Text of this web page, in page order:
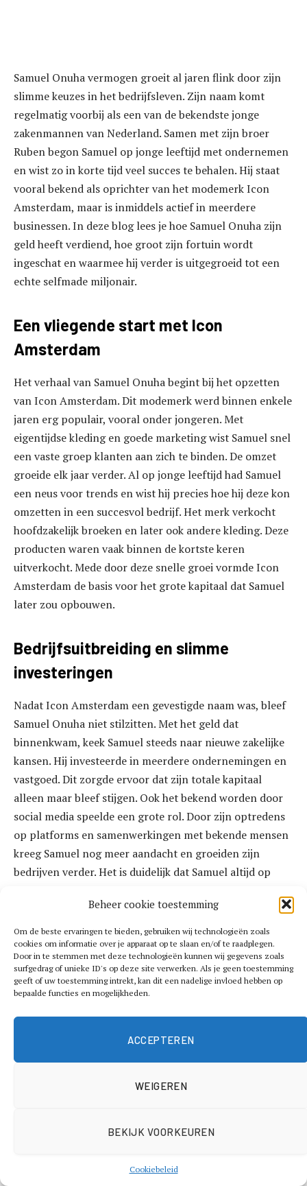
Beheer cookie toestemming
Om de beste ervaringen te bieden, gebruiken wij technologieën zoals
cookies om informatie over je apparaat op te slaan en/of te raadplegen.
Door in te stemmen met deze technologieën kunnen wij gegevens zoals
surfgedrag of unieke ID's op deze site verwerken. Als je geen toestemming
geeft of uw toestemming intrekt, kan dit een nadelige invloed hebben op
bepaalde functies en mogelijkheden.
ACCEPTEREN
WEIGEREN
BEKIJK VOORKEUREN
Cookiebeleid
Samuel Onuha vermogen groeit al jaren flink door zijn
slimme keuzes in het bedrijfsleven. Zijn naam komt
regelmatig voorbij als een van de bekendste jonge
zakenmannen van Nederland. Samen met zijn broer
Ruben begon Samuel op jonge leeftijd met ondernemen
en wist zo in korte tijd veel succes te behalen. Hij staat
vooral bekend als oprichter van het modemerk Icon
Amsterdam, maar is inmiddels actief in meerdere
businessen. In deze blog lees je hoe Samuel Onuha zijn
geld heeft verdiend, hoe groot zijn fortuin wordt
ingeschat en waarmee hij verder is uitgegroeid tot een
echte selfmade miljonair.
Een vliegende start met Icon
Amsterdam
Het verhaal van Samuel Onuha begint bij het opzetten
van Icon Amsterdam. Dit modemerk werd binnen enkele
jaren erg populair, vooral onder jongeren. Met
eigentijdse kleding en goede marketing wist Samuel snel
een vaste groep klanten aan zich te binden. De omzet
groeide elk jaar verder. Al op jonge leeftijd had Samuel
een neus voor trends en wist hij precies hoe hij deze kon
omzetten in een succesvol bedrijf. Het merk verkocht
hoofdzakelijk broeken en later ook andere kleding. Deze
producten waren vaak binnen de kortste keren
uitverkocht. Mede door deze snelle groei vormde Icon
Amsterdam de basis voor het grote kapitaal dat Samuel
later zou opbouwen.
Bedrijfsuitbreiding en slimme
investeringen
Nadat Icon Amsterdam een gevestigde naam was, bleef
Samuel Onuha niet stilzitten. Met het geld dat
binnenkwam, keek Samuel steeds naar nieuwe zakelijke
kansen. Hij investeerde in meerdere ondernemingen en
vastgoed. Dit zorgde ervoor dat zijn totale kapitaal
alleen maar bleef stijgen. Ook het bekend worden door
social media speelde een grote rol. Door zijn optredens
op platforms en samenwerkingen met bekende mensen
kreeg Samuel nog meer aandacht en groeiden zijn
bedrijven verder. Het is duidelijk dat Samuel altijd op
groeien. Daardoor heeft hij zich kunnen ontwikkelen tot
een van de jongste en rijkste ondernemers van het land.
Het geschatte kapitaal van Samuel
Onuha
vermogen rond de vijftig miljoen euro. Dit bedrag komt
niet alleen uit de opbrengsten van Icon Amsterdam,
maar ook uit vastgoed en andere bedrijven waarin hij
mooie huizen, dure auto’s en reizen. Toch blijft hij
hem. Het bedrag is bijzonder hoog voor zijn relatief